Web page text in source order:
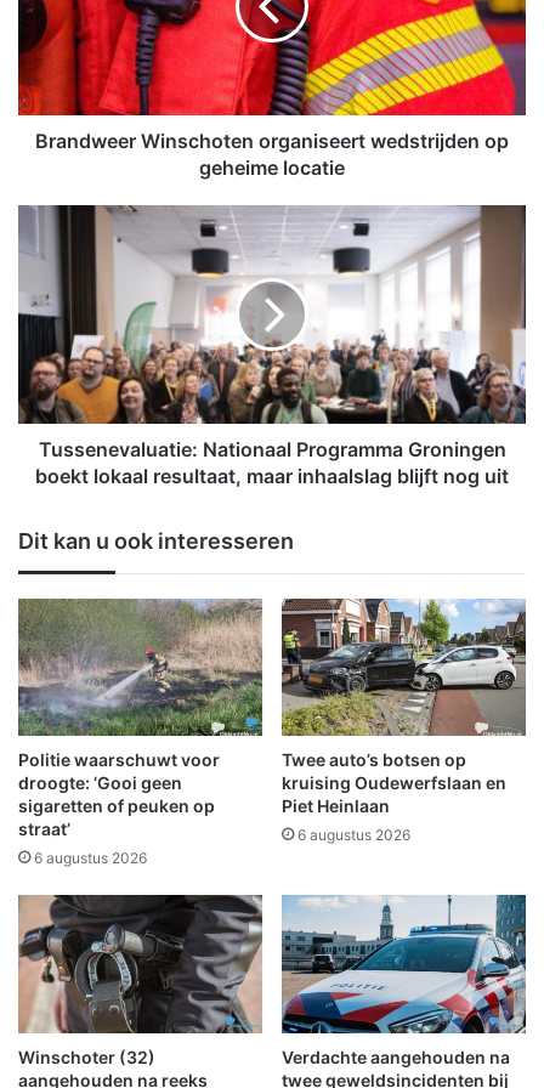
d
e
r
o
t
r
s
e
e
r
t
w
e
d
s
t
r
i
j
n
o
e
h
e
Brandweer Winschoten organiseert wedstrijden op
geheime locatie
u
s
e
v
a
i
e
:
N
a
t
i
o
n
a
a
l
P
g
r
m
a
Tussenevaluatie: Nationaal Programma Groningen
boekt lokaal resultaat, maar inhaalslag blijft nog uit
Dit kan u ook interesseren
Politie waarschuwt voor
droogte: ‘Gooi geen
sigaretten of peuken op
straat’
6 augustus 2026
Twee auto’s botsen op
kruising Oudewerfslaan en
Piet Heinlaan
6 augustus 2026
Winschoter (32)
aangehouden na reeks
Verdachte aangehouden na
twee geweldsincidenten bij